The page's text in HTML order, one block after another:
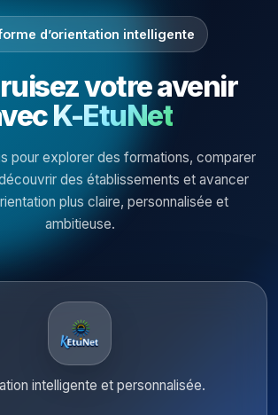
d’orientation intelligente
votre avenir
K-EtuNet
pour explorer des formations, comparer
des établissements et avancer
plus claire, personnalisée et
ambitieuse.
intelligente et personnalisée.